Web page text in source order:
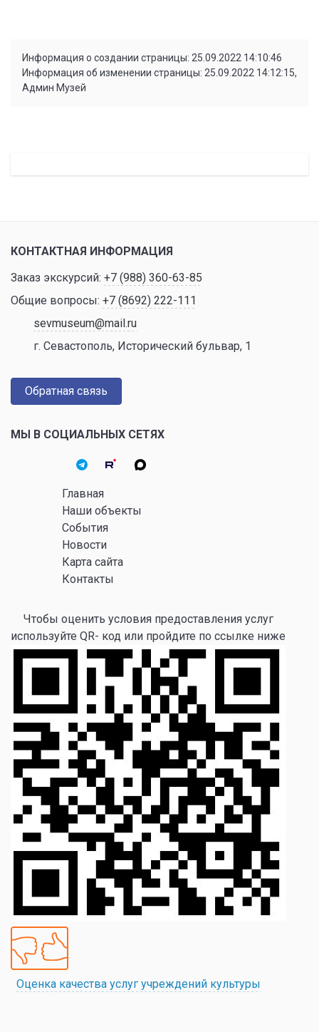
Информация о создании страницы: 25.09.2022 14:10:46
Информация об изменении страницы: 25.09.2022 14:12:15,
Админ Музей
КОНТАКТНАЯ ИНФОРМАЦИЯ
Заказ экскурсий: +7 (988) 360-63-85
Общие вопросы: +7 (8692) 222-111
sevmuseum@mail.ru
г. Севастополь, Исторический бульвар, 1
Обратная связь
МЫ В СОЦИАЛЬНЫХ СЕТЯХ
Главная
Наши объекты
События
Новости
Карта сайта
Контакты
Чтобы оценить условия предоставления услуг
используйте QR- код или пройдите по ссылке ниже
Оценка качества услуг учреждений культуры